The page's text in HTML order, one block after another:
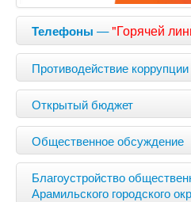
Телефоны —"Горячей
Противодействие коррупции
Открытый бюджет
Общественное обсуждение
Благоустройство
Арамильского городского